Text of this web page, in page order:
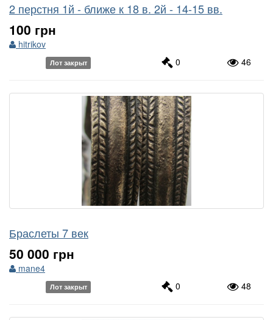
2 перстня 1й - ближе к 18 в. 2й - 14-15 вв.
100 грн
hitrikov
Лот закрыт 0 46
Браслеты 7 век
50 000 грн
mane4
Лот закрыт 0 48